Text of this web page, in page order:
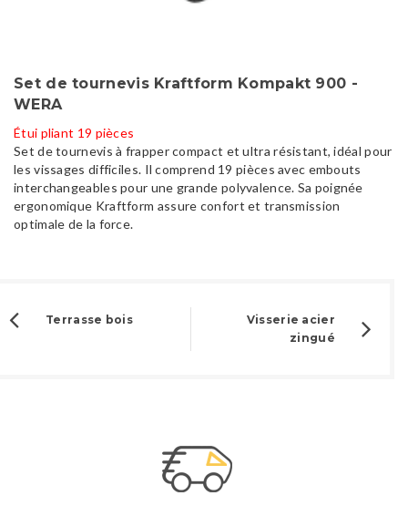
Set de tournevis Kraftform Kompakt 900 -
WERA
Étui pliant 19 pièces
Set de tournevis à frapper compact et ultra résistant, idéal pour
les vissages difficiles. Il comprend 19 pièces avec embouts
interchangeables pour une grande polyvalence. Sa poignée
ergonomique Kraftform assure confort et transmission
optimale de la force.
Terrasse bois
Visserie acier
zingué